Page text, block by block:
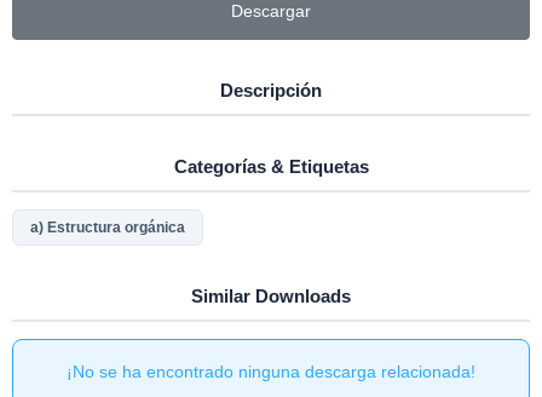
Descargar
Descripción
Categorías & Etiquetas
a) Estructura orgánica
Similar Downloads
¡No se ha encontrado ninguna descarga relacionada!